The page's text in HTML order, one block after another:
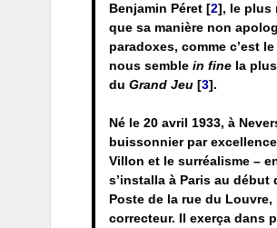
Benjamin Péret[2], le plus
que sa manière non
paradoxes, comme c’est
nous semble in finela plus
du Grand Jeu[3].
Né le 20 avril 1933, à
buissonnier par
Villon et le surréalisme –
s’installa à Paris au début
Poste de la rue du
correcteur. Il exerça dans